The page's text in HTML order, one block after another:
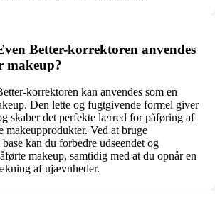
Better-korrektoren anvendes
makeup?
korrektoren kan anvendes som en
Den lette og fugtgivende formel giver
skaber det perfekte lærred for påføring af
makeupprodukter. Ved at bruge
kan du forbedre udseendet og
makeup, samtidig med at du opnår en
af ujævnheder.